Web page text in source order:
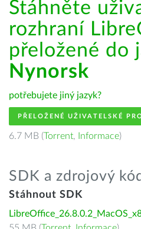
Stáhněte
rozhraní
přeložené do
Nynorsk
potřebujete jiný jazyk?
PŘELOŽENÉ UŽIVATELSKÉ
6.7 MB (Torrent, Informace)
SDK a zdrojový
Stáhnout SDK